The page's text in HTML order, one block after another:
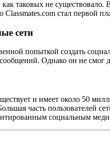
таковых не
Classmates.com стал первой
сети
попыткой создать
Однако он не смог
и имеет около 50
часть пользователей
социальным